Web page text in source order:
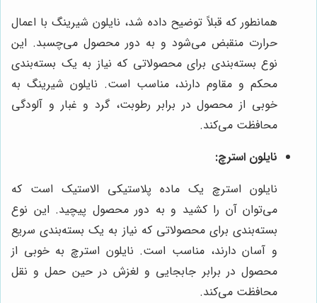
همانطور که قبلاً توضیح داده شد، نایلون شیرینگ با اعمال
حرارت منقبض می‌شود و به دور محصول می‌چسبد. این
نوع بسته‌بندی برای محصولاتی که نیاز به یک بسته‌بندی
محکم و مقاوم دارند، مناسب است. نایلون شیرینگ به
خوبی از محصول در برابر رطوبت، گرد و غبار و آلودگی
محافظت می‌کند.
نایلون استرچ:
نایلون استرچ یک ماده پلاستیکی الاستیک است که
می‌توان آن را کشید و به دور محصول پیچید. این نوع
بسته‌بندی برای محصولاتی که نیاز به یک بسته‌بندی سریع
و آسان دارند، مناسب است. نایلون استرچ به خوبی از
محصول در برابر جابجایی و لغزش در حین حمل و نقل
محافظت می‌کند.